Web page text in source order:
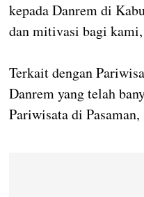
kepada Danrem di
dan mitivasi bagi kami,
Terkait dengan
Danrem yang telah
Pariwisata di Pasaman,